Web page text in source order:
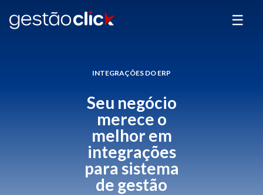
☰
INTEGRAÇÕES DO ERP
Seu negócio
merece o
melhor em
integrações
para sistema
de gestão